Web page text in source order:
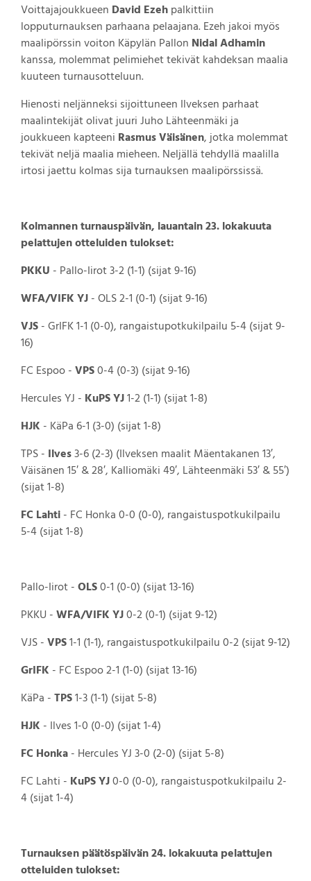
Voittajajoukkueen David Ezehpalkittiin
lopputurnauksen parhaana pelaajana. Ezeh jakoi myös
maalipörssin voiton Käpylän Pallon Nidal Adhamin
kanssa, molemmat pelimiehet tekivät kahdeksan maalia
kuuteen turnausotteluun.
Hienosti neljänneksi sijoittuneen Ilveksen parhaat
maalintekijät olivat juuri Juho Lähteenmäki ja
joukkueen kapteeni Rasmus Väisänen, jotka molemmat
tekivät neljä maalia mieheen. Neljällä tehdyllä maalilla
irtosi jaettu kolmas sija turnauksen maalipörssissä.
Kolmannen turnauspäivän, lauantain 23. lokakuuta
pelattujen otteluiden tulokset:
PKKU - Pallo-Iirot 3-2 (1-1) (sijat 9-16)
WFA/VIFK YJ- OLS 2-1 (0-1) (sijat 9-16)
VJS- GrIFK 1-1 (0-0), rangaistupotkukilpailu 5-4 (sijat 9-
16)
FC Espoo -VPS0-4 (0-3) (sijat 9-16)
Hercules YJ - KuPS YJ1-2 (1-1) (sijat 1-8)
HJK - KäPa 6-1 (3-0) (sijat 1-8)
TPS - Ilves3-6 (2-3) (Ilveksen maalit Mäentakanen 13′,
Väisänen 15′ & 28′, Kalliomäki 49′, Lähteenmäki 53′ & 55′)
(sijat 1-8)
FC Lahti- FC Honka 0-0 (0-0), rangaistuspotkukilpailu
5-4 (sijat 1-8)
Pallo-Iirot -OLS0-1 (0-0) (sijat 13-16)
PKKU -WFA/VIFK YJ0-2 (0-1) (sijat 9-12)
VJS -VPS1-1 (1-1), rangaistuspotkukilpailu 0-2 (sijat 9-12)
GrIFK - FC Espoo 2-1 (1-0) (sijat 13-16)
KäPa -TPS1-3 (1-1) (sijat 5-8)
HJK - Ilves 1-0 (0-0) (sijat 1-4)
FC Honka- Hercules YJ 3-0 (2-0) (sijat 5-8)
FC Lahti - KuPS YJ0-0 (0-0), rangaistuspotkukilpailu 2-
4 (sijat 1-4)
Turnauksen päätöspäivän 24. lokakuuta pelattujen
otteluiden tulokset: